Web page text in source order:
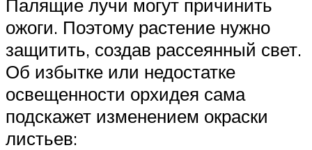
Палящие лучи могут причинить
ожоги. Поэтому растение нужно
защитить, создав рассеянный свет.
Об избытке или недостатке
освещенности орхидея сама
подскажет изменением окраски
листьев: